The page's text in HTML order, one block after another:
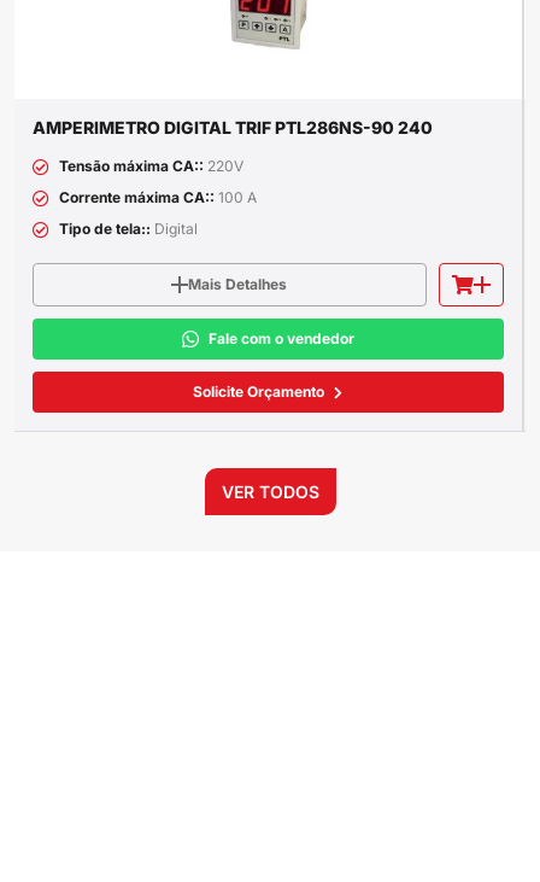
AMPERIMETRO DIGITAL TRIF PTL286NS-90 240
Tensão máxima CA:: 220V
Corrente máxima CA:: 100 A
Tipo de tela:: Digital
Mais Detalhes
Fale com o vendedor
Solicite Orçamento
VER TODOS